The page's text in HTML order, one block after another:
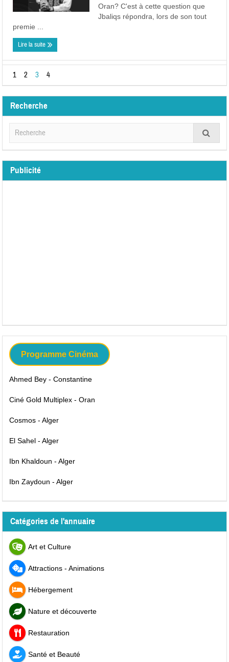
Oran? C'est à cette question que
Jbaliqs répondra, lors de son tout
premie ...
Lire la suite
1 2 3 4
Recherche
Publicité
Programme Cinéma
Ahmed Bey - Constantine
Ciné Gold Multiplex - Oran
Cosmos - Alger
El Sahel - Alger
Ibn Khaldoun - Alger
Ibn Zaydoun - Alger
Catégories de l'annuaire
Art et Culture
Attractions - Animations
Hébergement
Nature et découverte
Restauration
Santé et Beauté